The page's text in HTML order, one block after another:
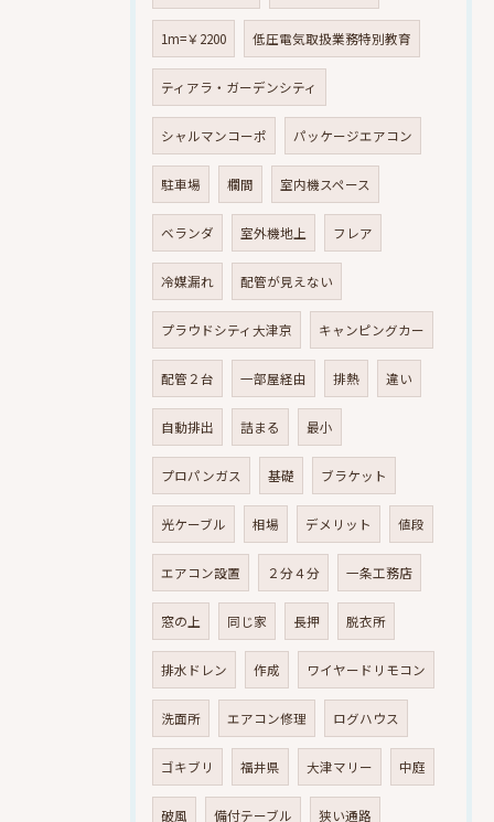
1m=￥2200 低圧電気取扱業務特別教育
ティアラ・ガーデンシティ
シャルマンコーポ パッケージエアコン
駐車場 欄間 室内機スペース
ベランダ 室外機地上 フレア
冷媒漏れ 配管が見えない
プラウドシティ大津京 キャンピングカー
配管２台 一部屋経由 排熱 違い
自動排出 詰まる 最小
プロパンガス 基礎 ブラケット
光ケーブル 相場 デメリット 値段
エアコン設置 ２分４分 一条工務店
窓の上 同じ家 長押 脱衣所
排水ドレン 作成 ワイヤードリモコン
洗面所 エアコン修理 ログハウス
ゴキブリ 福井県 大津マリー 中庭
破風 備付テーブル 狭い通路